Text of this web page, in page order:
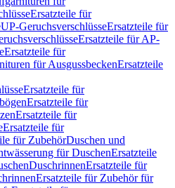
Ersatzteile für
UP-GeruchsverschlüsseErsatzteile für
Ersatzteile für AP-
Ersatzteile für
für AusgussbeckenErsatzteile
Ersatzteile für
Ersatzteile für
Ersatzteile für
Ersatzteile für
für ZubehörDuschen und
für DuschenErsatzteile
DuschrinnenErsatzteile für
Ersatzteile für Zubehör für